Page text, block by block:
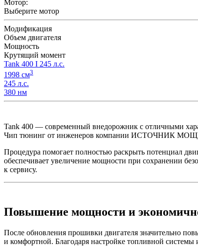
Мотор:
Выберите мотор
Модификация
Объем двигателя
Мощность
Крутящий момент
Tank 400 I 245 л.с.
1998 см3
245 л.с.
380 нм
Tank 400 — современный внедорожник с отличными
Чип тюнинг от инженеров компании ИСТОЧНИК
Процедура помогает полностью раскрыть потенциал
обеспечивает увеличение мощности при сохранении
к сервису.
Повышение мощности и
После обновления прошивки двигателя значительно
и комфортной. Благодаря настройке топливной